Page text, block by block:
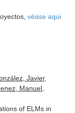
véase aqui
Javier,
Manuel,
of ELMs in